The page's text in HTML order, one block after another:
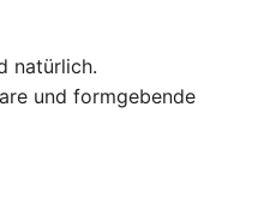
natürlich.
und formgebende